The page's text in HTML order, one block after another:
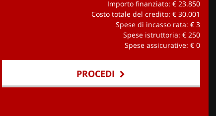
Importo finanziato: € 23.850
Costo totale del credito: € 30.001
Spese di incasso rata: € 3
Spese istruttoria: € 250
Spese assicurative: € 0
PROCEDI